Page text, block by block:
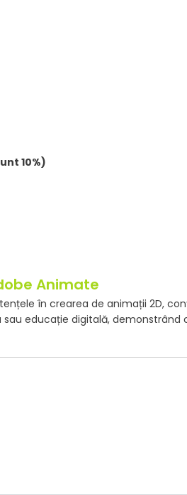
10%)
Animate
în crearea de animații 2D,
educație digitală,